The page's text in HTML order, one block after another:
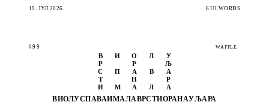
19. ЈУЛ 2026. 6 UI.WORDS
#99 WAFFLE
В И О Л
У
Р
Р
Љ
С
П А В
А
Т
Н
Р
И
М А Л А
ВИОЛУСПАВАИМАЛАВРСТИОРАНАУЉАРА